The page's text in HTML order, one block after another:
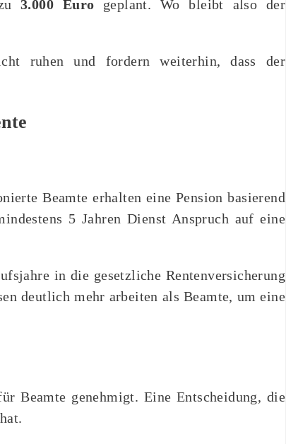
zu3.000 Euro geplant. Wo bleibt also der
ruhen und fordern weiterhin, dass der
Beamte erhalten eine Pension basierend
5 Jahren Dienst Anspruch auf eine
in die gesetzliche Rentenversicherung
deutlich mehr arbeiten als Beamte, um eine
Beamte genehmigt. Eine Entscheidung, die